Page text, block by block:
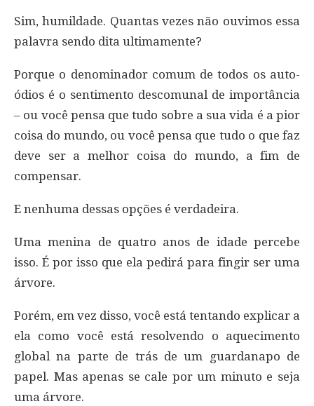
Sim, humildade. Quantas vezes não ouvimos essa
palavra sendo dita ultimamente?
Porque o denominador comum de todos os auto-
ódios é o sentimento descomunal de importância
– ou você pensa que tudo sobre a sua vida é a pior
coisa do mundo, ou você pensa que tudo o que faz
deve ser a melhor coisa do mundo, a fim de
compensar.
E nenhuma dessas opções é verdadeira.
Uma menina de quatro anos de idade percebe
isso. É por isso que ela pedirá para fingir ser uma
árvore.
Porém, em vez disso, você está tentando explicar a
ela como você está resolvendo o aquecimento
global na parte de trás de um guardanapo de
papel. Mas apenas se cale por um minuto e seja
uma árvore.